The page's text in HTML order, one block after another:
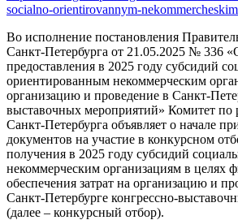
socialno-orientirovannym-
Во исполнение постановления
Санкт‑Петербурга от 21.05.2025 № 336
предоставления в 2025 году субсидий
ориентированным некоммерческим
организацию и проведение в
выставочных мероприятий» Комитет по
Санкт‑Петербурга объявляет о начале
документов на участие в конкурсном
получения в 2025 году субсидий
некоммерческим организациям в целях
обеспечения затрат на организацию и
Санкт‑Петербурге конгрессно-
(далее – конкурсный отбор).